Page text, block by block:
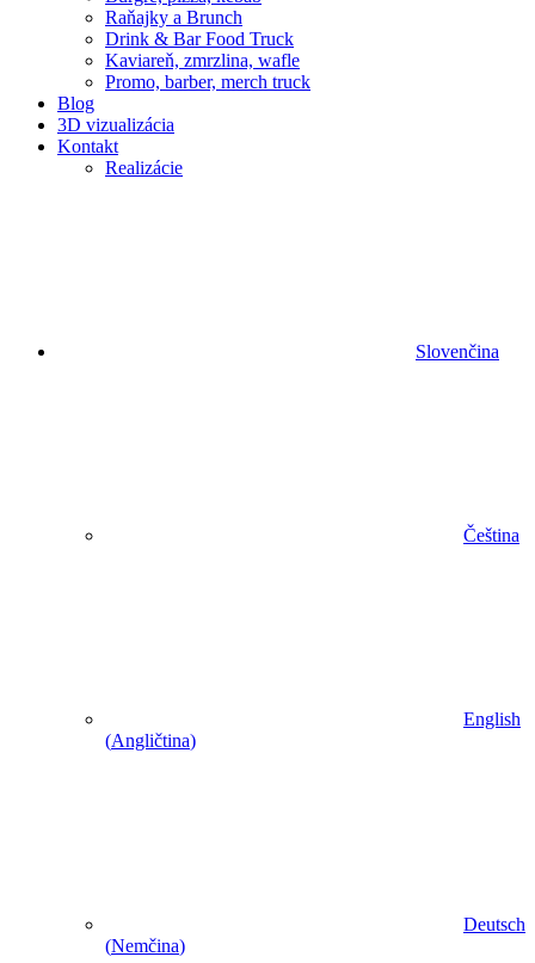
Raňajky a Brunch
Drink & Bar Food Truck
Kaviareň, zmrzlina, wafle
Promo, barber, merch truck
Blog
3D vizualizácia
Kontakt
Realizácie
Slovenčina
Čeština
English
(Angličtina)
Deutsch
(Nemčina)